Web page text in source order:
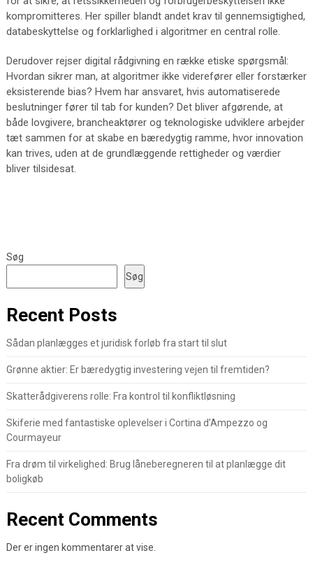
kompromitteres. Her spiller blandt andet krav til gennemsigtighed,
databeskyttelse og forklarlighed i algoritmer en central rolle.
Derudover rejser digital rådgivning en række etiske spørgsmål:
Hvordan sikrer man, at algoritmer ikke viderefører eller forstærker
eksisterende bias? Hvem har ansvaret, hvis automatiserede
beslutninger fører til tab for kunden? Det bliver afgørende, at
både lovgivere, brancheaktører og teknologiske udviklere arbejder
tæt sammen for at skabe en bæredygtig ramme, hvor innovation
kan trives, uden at de grundlæggende rettigheder og værdier
bliver tilsidesat.
Søg
Søg
Recent Posts
Sådan planlægges et juridisk forløb fra start til slut
Grønne aktier: Er bæredygtig investering vejen til fremtiden?
Skatterådgiverens rolle: Fra kontrol til konfliktløsning
Skiferie med fantastiske oplevelser i Cortina d’Ampezzo og
Courmayeur
Fra drøm til virkelighed: Brug låneberegneren til at planlægge dit
boligkøb
Recent Comments
Der er ingen kommentarer at vise.